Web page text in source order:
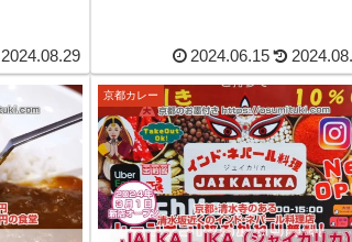
2024.08.29 2024.06.15
京都カレー